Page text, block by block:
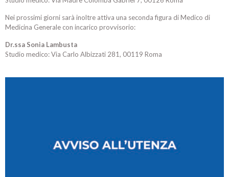
Nei prossimi giorni sarà inoltre attiva una seconda figura di Medico di
Medicina Generale con incarico provvisorio:
Dr.ssa Sonia Lambusta
Studio medico: Via Carlo Albizzati 281, 00119 Roma